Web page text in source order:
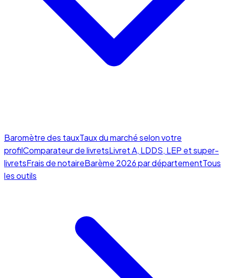
Baromètre des tauxTaux du marché selon votre
profilComparateur de livretsLivret A, LDDS, LEP et super-
livretsFrais de notaireBarème 2026 par départementTous
les outils